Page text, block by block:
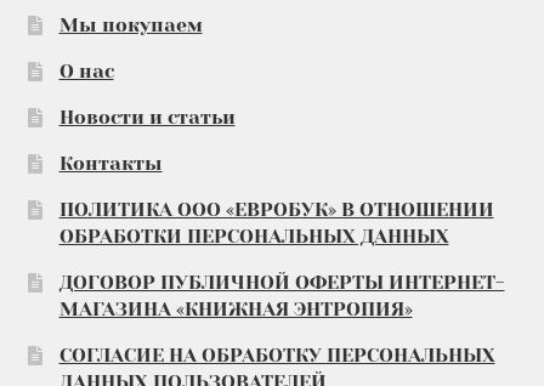
Мы покупаем
О нас
Новости и статьи
Контакты
ПОЛИТИКА ООО «ЕВРОБУК» В ОТНОШЕНИИ
ОБРАБОТКИ ПЕРСОНАЛЬНЫХ ДАННЫХ
ДОГОВОР ПУБЛИЧНОЙ ОФЕРТЫ ИНТЕРНЕТ-
МАГАЗИНА «КНИЖНАЯ ЭНТРОПИЯ»
СОГЛАСИЕ НА ОБРАБОТКУ ПЕРСОНАЛЬНЫХ